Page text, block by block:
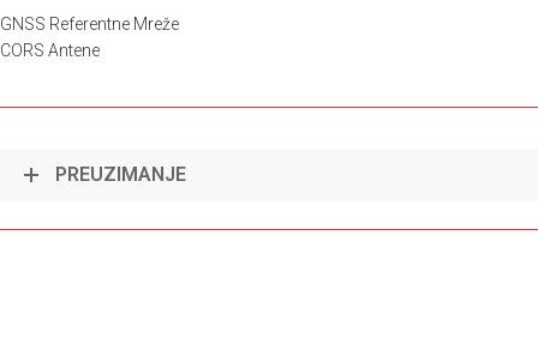
GNSS Referentne Mreže
CORS Antene
PREUZIMANJE